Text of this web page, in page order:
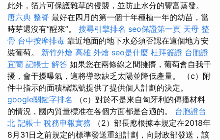
此外，箔片可保護雜草的侵襲，並防止水分的豐富蒸發。
唐六典 整脊 最好在四月的第一個十年種植一年的幼苗，當
時芽還沒有“醒來”。 搜尋引擎排名 seo保證第一頁 天母 整
骨 台中按摩排毒 靠近地面的地下水必須否認在這個地方安
裝葡萄。 新竹外燴 高雄 外燴 seo是什麼 杜拜簽證 台胞證
宜蘭 記帳士 解答 如果您在兩條線之間擁擠，葡萄會自我干
擾，會干擾曝氣，這將導致缺乏太陽並降低產量。 （c）附
件中指示的面積標識號提供了提供個人計劃的決定。
google關鍵字排名 （c）對於不是來自匈牙利的傳播材料
的情況，國內質量標准在各個方面都是合適的。 台胞證台
北 記帳士 稅務申報實務 （2）部長應根據本規定在2018年
8月31日之前規定的標準發送重組計劃，向財政部發送，該